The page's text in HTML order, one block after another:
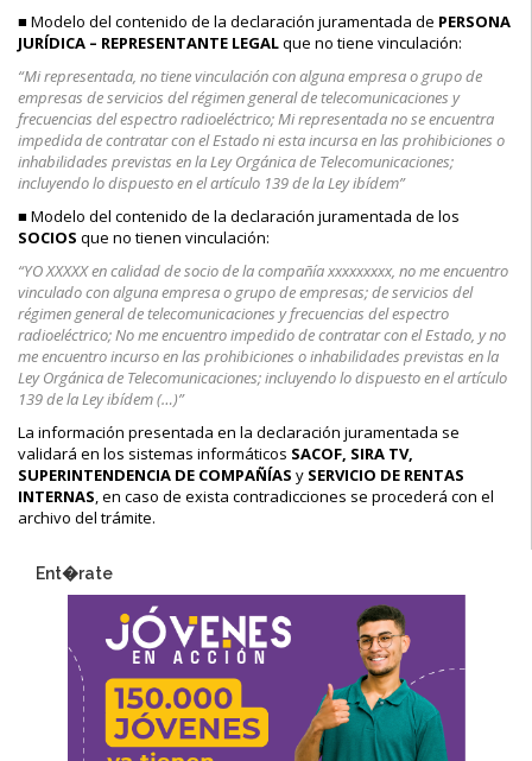
■ Modelo del contenido de la declaración juramentada de PERSONA
JURÍDICA – REPRESENTANTE LEGALque no tiene vinculación:
“Mi representada, no tiene vinculación con alguna empresa o grupo de
empresas de servicios del régimen general de telecomunicaciones y
frecuencias del espectro radioeléctrico; Mi representada no se encuentra
impedida de contratar con el Estado ni esta incursa en las prohibiciones o
inhabilidades previstas en la Ley Orgánica de Telecomunicaciones;
incluyendo lo dispuesto en el artículo 139 de la Ley ibídem”
■ Modelo del contenido de la declaración juramentada de los
SOCIOS que no tienen vinculación:
“YO XXXXX en calidad de socio de la compañía xxxxxxxxx, no me encuentro
vinculado con alguna empresa o grupo de empresas; de servicios del
régimen general de telecomunicaciones y frecuencias del espectro
radioeléctrico; No me encuentro impedido de contratar con el Estado, y no
me encuentro incurso en las prohibiciones o inhabilidades previstas en la
Ley Orgánica de Telecomunicaciones; incluyendo lo dispuesto en el artículo
139 de la Ley ibídem (…)”
La información presentada en la declaración juramentada se
validará en los sistemas informáticos SACOF, SIRA TV,
SUPERINTENDENCIA DE COMPAÑÍAS y SERVICIO DE RENTAS
INTERNAS, en caso de exista contradicciones se procederá con el
archivo del trámite.
Ent�rate